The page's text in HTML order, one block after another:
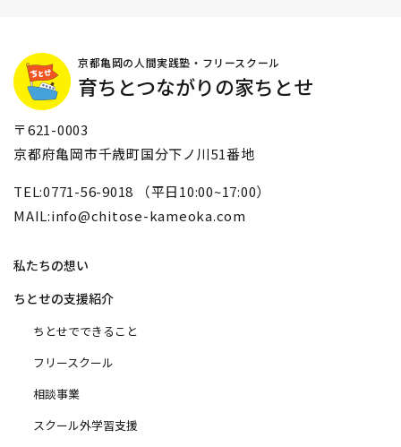
京都亀岡の人間実践塾・フリースクール
育ちとつながりの家ちとせ
〒621-0003
京都府亀岡市千歳町国分下ノ川51番地
TEL:0771-56-9018 （平日10:00~17:00）
MAIL:info@chitose-kameoka.com
私たちの想い
ちとせの支援紹介
ちとせでできること
フリースクール
相談事業
スクール外学習支援